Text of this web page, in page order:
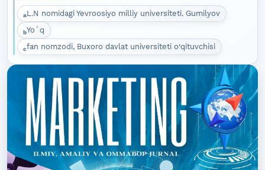
aL.N nomidagi Yevroosiyo milliy universiteti. Gumilyov
bYoʻq
cfan nomzodi, Buxoro davlat universiteti o‘qituvchisi